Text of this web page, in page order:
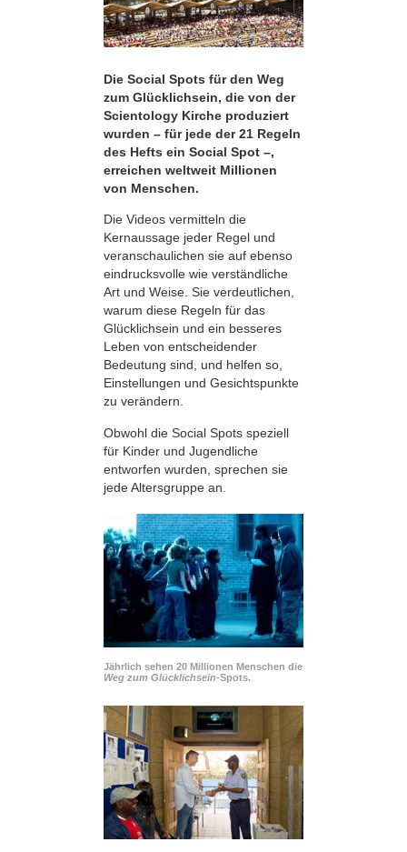
Die Social Spots für den Weg
zum Glücklichsein, die von der
Scientology Kirche produziert
wurden – für jede der 21 Regeln
des Hefts ein Social Spot –,
erreichen weltweit Millionen
von Menschen.
Die Videos vermitteln die
Kernaussage jeder Regel und
veranschaulichen sie auf ebenso
eindrucksvolle wie verständliche
Art und Weise. Sie verdeutlichen,
warum diese Regeln für das
Glücklichsein und ein besseres
Leben von entscheidender
Bedeutung sind, und helfen so,
Einstellungen und Gesichtspunkte
zu verändern.
Obwohl die Social Spots speziell
für Kinder und Jugendliche
entworfen wurden, sprechen sie
jede Altersgruppe an.
Jährlich sehen 20 Millionen Menschen die
Weg zum Glücklichsein-Spots.